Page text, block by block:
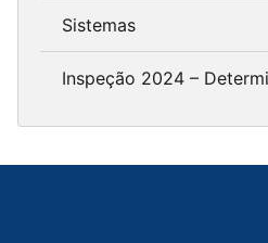
Sistemas
Inspeção 2024 –